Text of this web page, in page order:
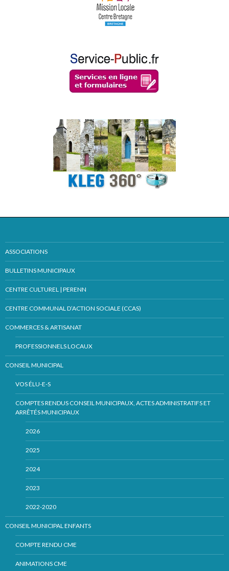
ASSOCIATIONS
BULLETINS MUNICIPAUX
CENTRE CULTUREL | PERENN
CENTRE COMMUNAL D’ACTION SOCIALE (CCAS)
COMMERCES & ARTISANAT
PROFESSIONNELS LOCAUX
CONSEIL MUNICIPAL
VOS ÉLU-E-S
COMPTES RENDUS CONSEIL MUNICIPAUX, ACTES ADMINISTRATIFS ET
ARRÊTÉS MUNICIPAUX
2026
2025
2024
2023
2022-2020
CONSEIL MUNICIPAL ENFANTS
COMPTE RENDU CME
ANIMATIONS CME